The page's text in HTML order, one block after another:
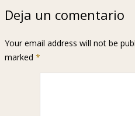
Deja un comentario
Your email address will not be
marked *